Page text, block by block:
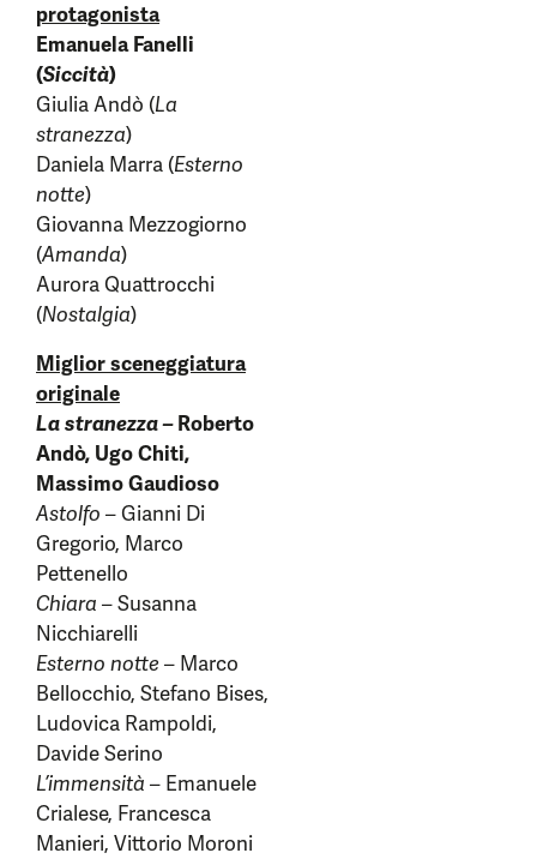
protagonista
Emanuela Fanelli
(Siccità)
Giulia Andò (La
stranezza)
Daniela Marra (Esterno
notte)
Giovanna Mezzogiorno
(Amanda)
Aurora Quattrocchi
(Nostalgia)
Miglior sceneggiatura
originale
La stranezza –Roberto
Andò, Ugo Chiti,
Massimo Gaudioso
Astolfo –Gianni Di
Gregorio, Marco
Pettenello
Chiara –Susanna
Nicchiarelli
Esterno notte – Marco
Bellocchio, Stefano Bises,
Ludovica Rampoldi,
Davide Serino
L’immensità – Emanuele
Crialese, Francesca
Manieri, Vittorio Moroni